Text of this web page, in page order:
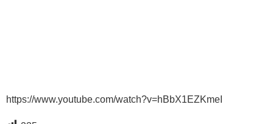
https://www.youtube.com/watch?v=hBbX1EZKmeI